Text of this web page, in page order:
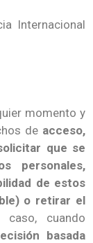
Internacional
momento y
de acceso,
que se
personales,
de estos
o retirar el
cuando
basada